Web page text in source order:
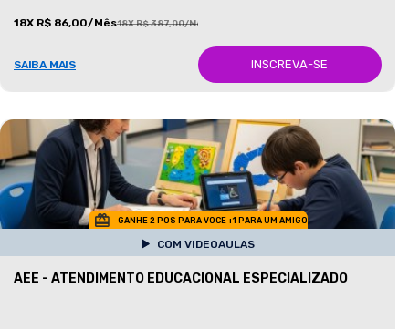
18X R$ 86,00/Mês18X R$ 387,00/Mês
SAIBA MAIS INSCREVA-SE
GANHE 2 POS PARA VOCE +1 PARA UM AMIGO
COM VIDEOAULAS
AEE - ATENDIMENTO EDUCACIONAL ESPECIALIZADO